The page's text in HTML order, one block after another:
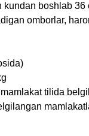
kundan boshlab 36
omborlar,
tilida